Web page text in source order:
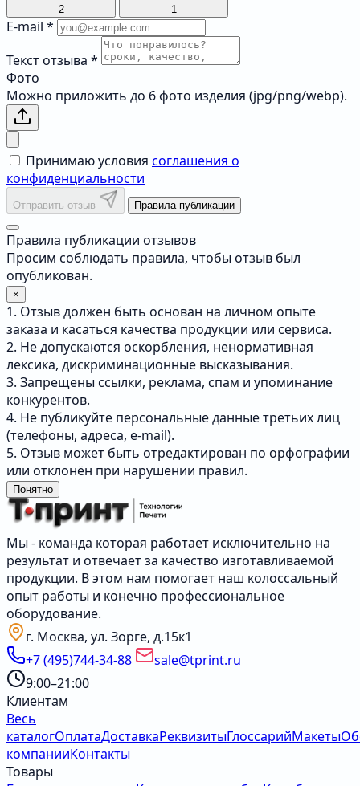
2 1
E-mail *
Текст отзыва *
Фото
Можно приложить до 6 фото изделия (jpg/png/webp).
Принимаю условия соглашения о
конфиденциальности
Отправить отзыв Правила публикации
Правила публикации отзывов
Просим соблюдать правила, чтобы отзыв был
опубликован.
×
1. Отзыв должен быть основан на личном опыте
заказа и касаться качества продукции или сервиса.
2. Не допускаются оскорбления, ненормативная
лексика, дискриминационные высказывания.
3. Запрещены ссылки, реклама, спам и упоминание
конкурентов.
4. Не публикуйте персональные данные третьих лиц
(телефоны, адреса, e-mail).
5. Отзыв может быть отредактирован по орфографии
или отклонён при нарушении правил.
Понятно
Мы - команда которая работает исключительно на
результат и отвечает за качество изготавливаемой
продукции. В этом нам помогает наш колоссальный
опыт работы и конечно профессиональное
оборудование.
г. Москва, ул. Зорге, д.15к1
+7 (495)744-34-88
sale@tprint.ru
9:00–21:00
Клиентам
Весь
каталогОплатаДоставкаРеквизитыГлоссарийМакеты
компанииКонтакты
Товары